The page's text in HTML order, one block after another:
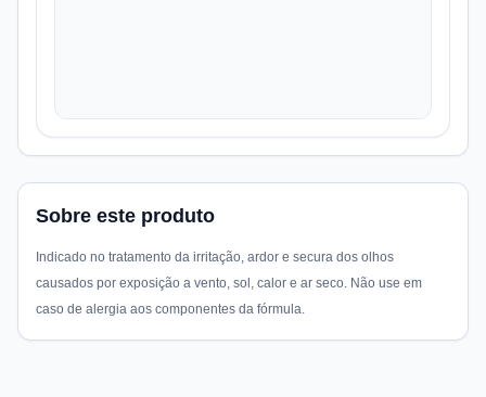
Sobre este produto
Indicado no tratamento da irritação, ardor e secura dos olhos
causados por exposição a vento, sol, calor e ar seco. Não use em
caso de alergia aos componentes da fórmula.